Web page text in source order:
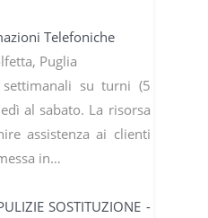
Telefoniche
Puglia
su turni (5
al sabato. La risorsa
assistenza ai clienti
in…
SOSTITUZIONE -